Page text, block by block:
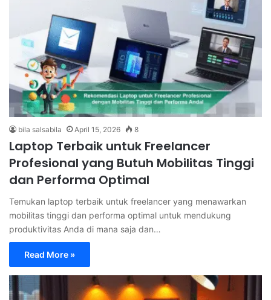
bila salsabila April 15, 2026 8
Laptop Terbaik untuk Freelancer
Profesional yang Butuh Mobilitas Tinggi
dan Performa Optimal
Temukan laptop terbaik untuk freelancer yang menawarkan
mobilitas tinggi dan performa optimal untuk mendukung
produktivitas Anda di mana saja dan…
Read More »